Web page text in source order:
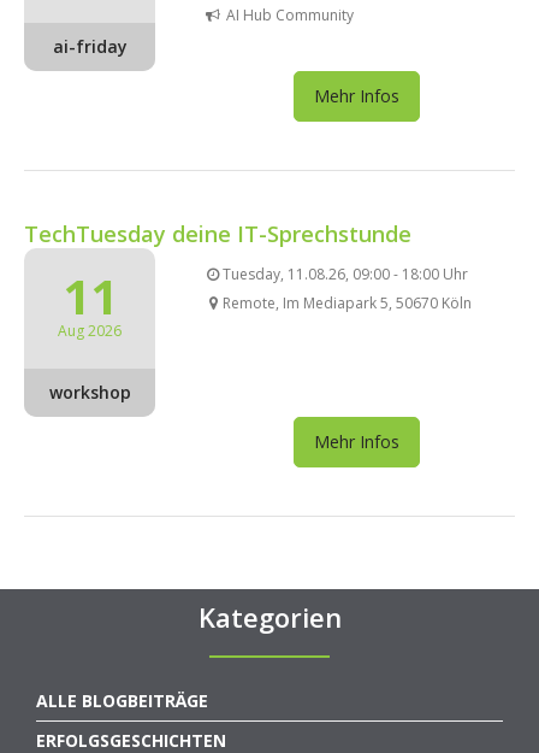
ai-friday
AI Hub Community
Mehr Infos
TechTuesday deine IT-Sprechstunde
11
Aug 2026
workshop
Tuesday, 11.08.26, 09:00 - 18:00 Uhr
Remote, Im Mediapark 5, 50670 Köln
Mehr Infos
Kategorien
ALLE BLOGBEITRÄGE
ERFOLGSGESCHICHTEN